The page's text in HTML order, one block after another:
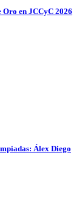
Oro en JCCyC 2026
Álex Diego